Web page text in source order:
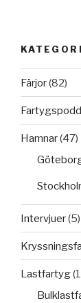
Färjor(82)
Hamnar(47)
Intervjuer(5)
Lastfartyg